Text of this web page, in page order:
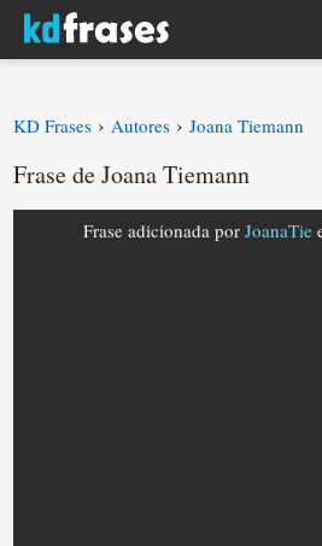
KD Frases › Autores › Joana Tiemann
Frase de Joana Tiemann
Frase adicionada por JoanaTie